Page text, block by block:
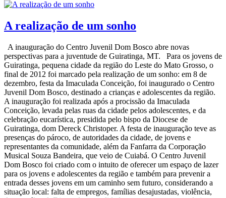
A realização de um sonho
A inauguração do Centro Juvenil Dom Bosco abre novas
perspectivas para a juventude de Guiratinga, MT. Para os jovens de
Guiratinga, pequena cidade da região do Leste do Mato Grosso, o
final de 2012 foi marcado pela realização de um sonho: em 8 de
dezembro, festa da Imaculada Conceição, foi inaugurado o Centro
Juvenil Dom Bosco, destinado a crianças e adolescentes da região.
A inauguração foi realizada após a procissão da Imaculada
Conceição, levada pelas ruas da cidade pelos adolescentes, e da
celebração eucarística, presidida pelo bispo da Diocese de
Guiratinga, dom Dereck Christoper. A festa de inauguração teve as
presenças do pároco, de autoridades da cidade, de jovens e
representantes da comunidade, além da Fanfarra da Corporação
Musical Souza Bandeira, que veio de Cuiabá. O Centro Juvenil
Dom Bosco foi criado com o intuito de oferecer um espaço de lazer
para os jovens e adolescentes da região e também para prevenir a
entrada desses jovens em um caminho sem futuro, considerando a
situação local: falta de empregos, famílias desajustadas, violência,